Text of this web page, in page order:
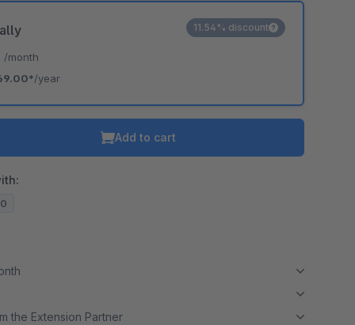
/month
/year
11.54% discount
Add to cart
the Extension Partner